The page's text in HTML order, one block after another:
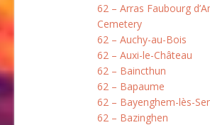
62 – Arras Faubourg
Cemetery
62 – Auchy-au-Bois
62 – Auxi-le-Château
62 – Baincthun
62 – Bapaume
62 – Bayenghem-lès-
62 – Bazinghen